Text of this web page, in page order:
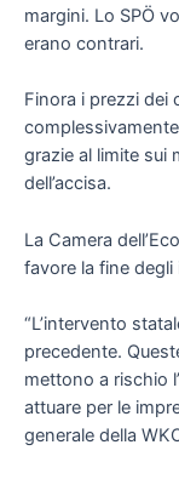
margini. Lo SPÖ
erano contrari.
Finora i prezzi dei
grazie al limite sui
dell’accisa.
La Camera
favore la fine
“L’intervento
precedente.
mettono a rischio
attuare per le
generale della